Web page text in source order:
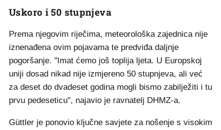
Uskoro i 50 stupnjeva
Prema njegovim riječima, meteorološka zajednica nije
iznenađena ovim pojavama te predviđa daljnje
pogoršanje. "Imat ćemo još toplija ljeta. U Europskoj
uniji dosad nikad nije izmjereno 50 stupnjeva, ali već
za deset do dvadeset godina mogli bismo zabilježiti i tu
prvu pedeseticu", najavio je ravnatelj DHMZ-a.
Güttler je ponovio ključne savjete za nošenje s visokim